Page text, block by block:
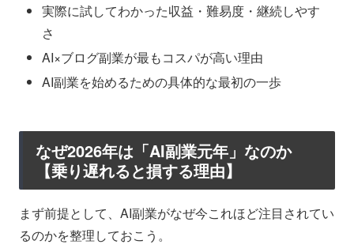
実際に試してわかった収益・難易度・継続しやす
さ
AI×ブログ副業が最もコスパが高い理由
AI副業を始めるための具体的な最初の一歩
なぜ2026年は「AI副業元年」なのか
【乗り遅れると損する理由】
まず前提として、AI副業がなぜ今これほど注目されてい
るのかを整理しておこう。